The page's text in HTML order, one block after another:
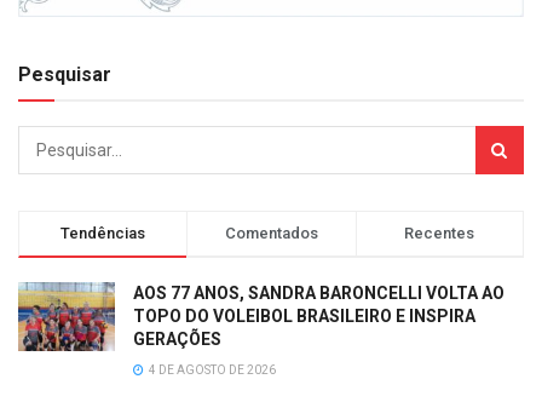
Pesquisar
Tendências Comentados Recentes
AOS 77 ANOS, SANDRA BARONCELLI VOLTA AO
TOPO DO VOLEIBOL BRASILEIRO E INSPIRA
GERAÇÕES
4 DE AGOSTO DE 2026